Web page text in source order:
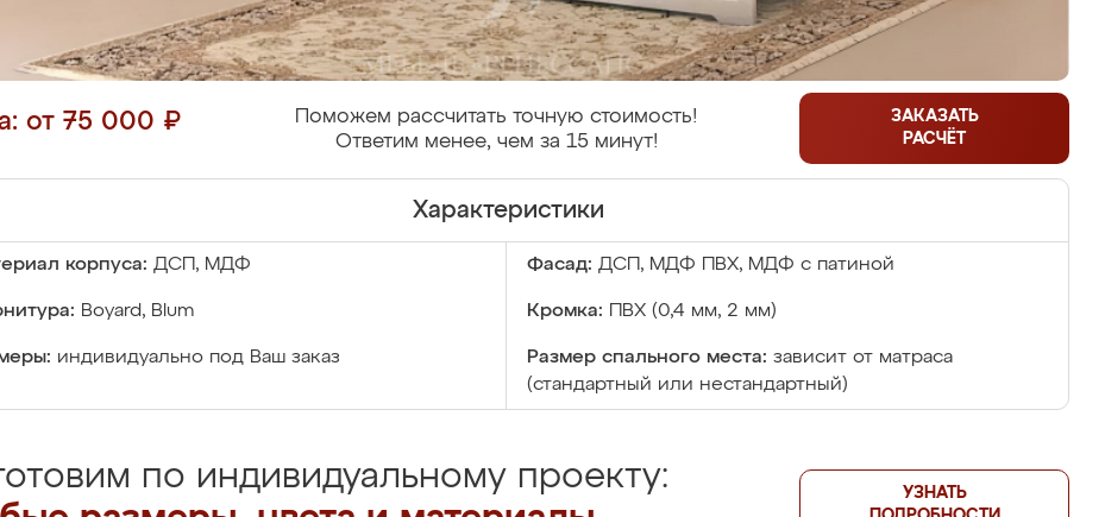
от 75 000 ₽
Поможем рассчитать точную стоимость!
Ответим менее, чем за 15 минут!
ЗАКАЗАТЬ
РАСЧЁТ
Характеристики
корпуса: ДСП, МДФ Фасад: ДСП, МДФ ПВХ, МДФ с патиной
Boyard, Blum Кромка: ПВХ (0,4 мм, 2 мм)
индивидуально под Ваш заказ Размер спального места: зависит от матраса
(стандартный или нестандартный)
по индивидуальному проекту:
УЗНАТЬ